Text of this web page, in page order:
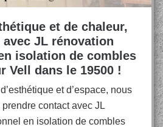
et de chaleur,
JL rénovation
isolation de combles
Vell dans le 19500 !
et d’espace, nous
contact avec JL
en isolation de combles